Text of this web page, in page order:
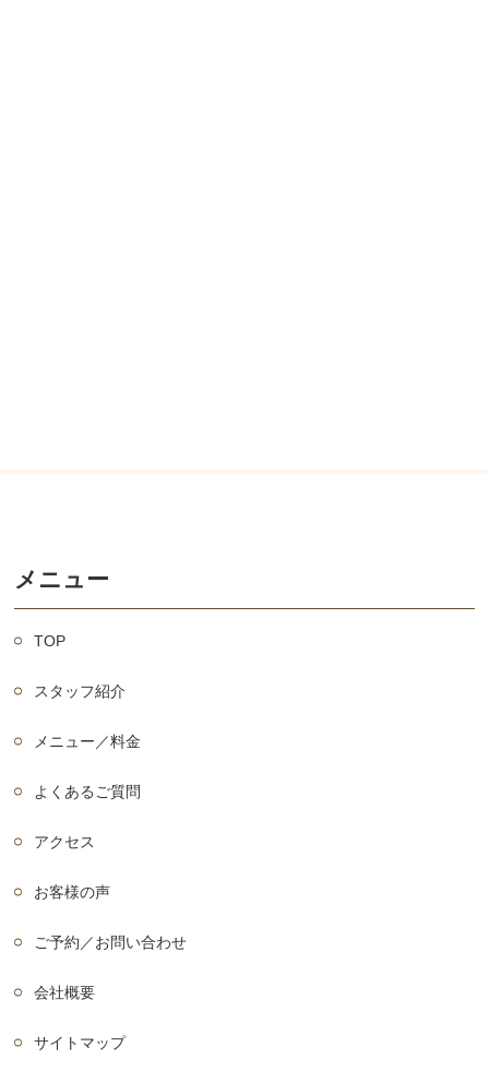
メニュー
TOP
スタッフ紹介
メニュー／料金
よくあるご質問
アクセス
お客様の声
ご予約／お問い合わせ
会社概要
サイトマップ